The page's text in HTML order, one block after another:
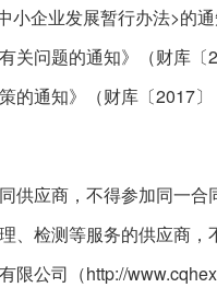
小企业发展暂行办法>的
关问题的通知》（财库〔
的通知》（财库〔2017〕
供应商，不得参加同一
、检测等服务的供应商，
限公司（http://